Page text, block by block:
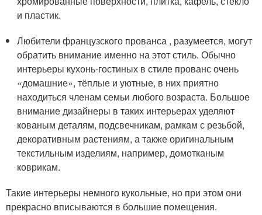
и пластик.
Любители французского прованса , разумеется, могут
обратить внимание именно на этот стиль. Обычно
интерьеры кухонь-гостиных в стиле прованс очень
«домашние», тёплые и уютные, в них приятно
находиться членам семьи любого возраста. Большое
внимание дизайнеры в таких интерьерах уделяют
кованым деталям, подсвечникам, рамкам с резьбой,
декоративным растениям, а также оригинальным
текстильным изделиям, например, домотканым
коврикам.
Такие интерьеры немного кукольные, но при этом они
прекрасно вписываются в большие помещения.